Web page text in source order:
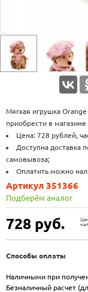
Мягкая игрушка
приобрести в
Цена: 728 рублей,
Доступна доставка
самовывоза;
Оплатить можно
728 руб.
Артикул 351366
Подберём аналог
Способы оплаты
Наличными при
Безналичный расчет